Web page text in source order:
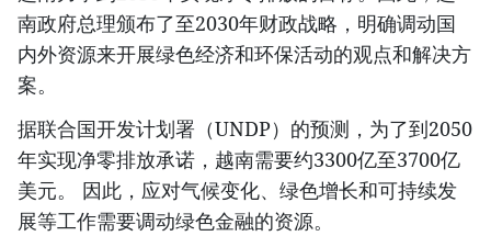
南政府总理颁布了至2030年财政战略，明确调动国
内外资源来开展绿色经济和环保活动的观点和解决方
案。
据联合国开发计划署（UNDP）的预测，为了到2050
年实现净零排放承诺，越南需要约3300亿至3700亿
美元。 因此，应对气候变化、绿色增长和可持续发
展等工作需要调动绿色金融的资源。